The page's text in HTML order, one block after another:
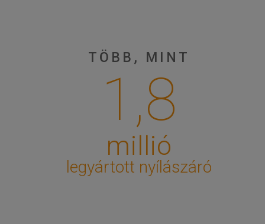
TÖBB, MINT
1,8
millió
legyártott nyílászáró